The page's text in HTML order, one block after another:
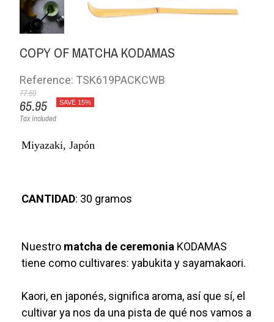
COPY OF MATCHA KODAMAS
Reference: TSK619PACKCWB
77.59
65.95 SAVE 15%
Tax included
Miyazaki, Japón
CANTIDAD: 30 gramos
Nuestro matcha de ceremonia KODAMAS
tiene como cultivares: yabukita y sayamakaori.
Kaori, en japonés, significa aroma, así que sí, el
cultivar ya nos da una pista de qué nos vamos a